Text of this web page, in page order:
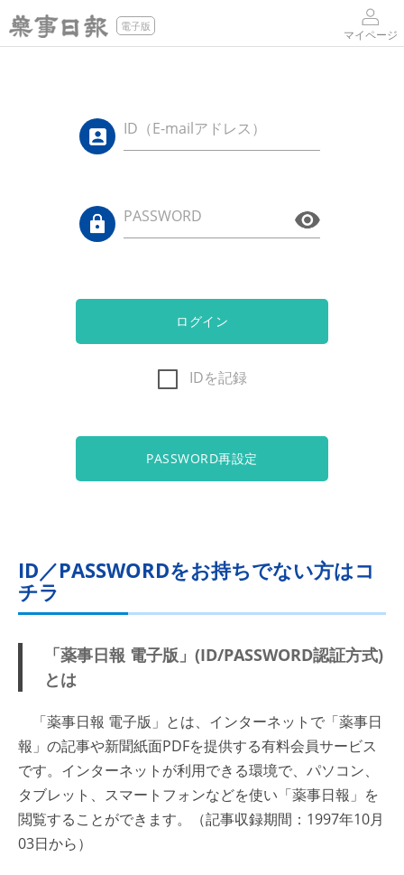
電子版
マイページ
ID（E-mailアドレス）
PASSWORD
ログイン
IDを記録
PASSWORD再設定
ID／PASSWORDをお持ちでない方はコ
チラ
「薬事日報 電子版」(ID/PASSWORD認証方式)
とは
「薬事日報 電子版」とは、インターネットで「薬事日
報」の記事や新聞紙面PDFを提供する有料会員サービス
です。インターネットが利用できる環境で、パソコン、
タブレット、スマートフォンなどを使い「薬事日報」を
閲覧することができます。（記事収録期間：1997年10月
03日から）